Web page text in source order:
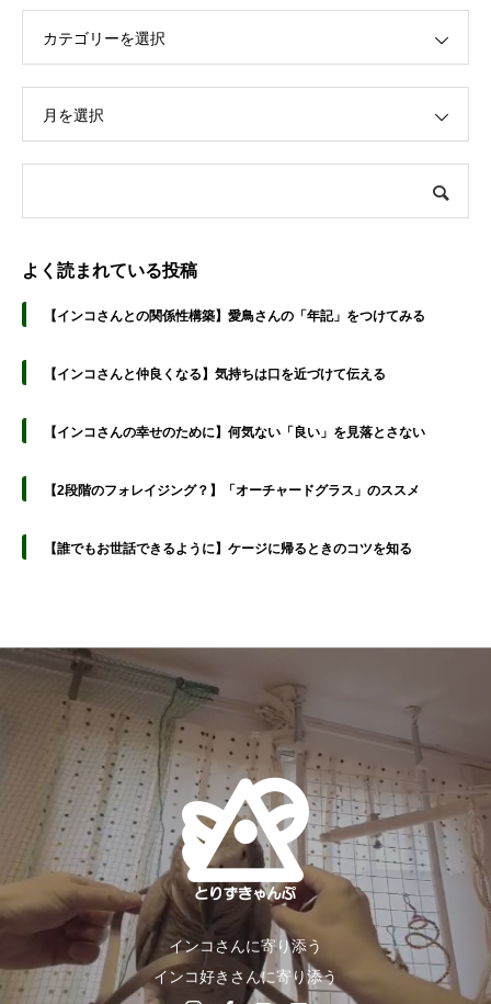
カテゴリーを選択
月を選択
よく読まれている投稿
【インコさんとの関係性構築】愛鳥さんの「年記」をつけてみる
【インコさんと仲良くなる】気持ちは口を近づけて伝える
【インコさんの幸せのために】何気ない「良い」を見落とさない
【2段階のフォレイジング？】「オーチャードグラス」のススメ
【誰でもお世話できるように】ケージに帰るときのコツを知る
インコさんに寄り添う
インコ好きさんに寄り添う